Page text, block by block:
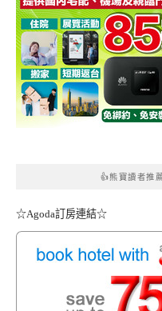
👍熊寶讀者推
☆Agoda訂房連結☆